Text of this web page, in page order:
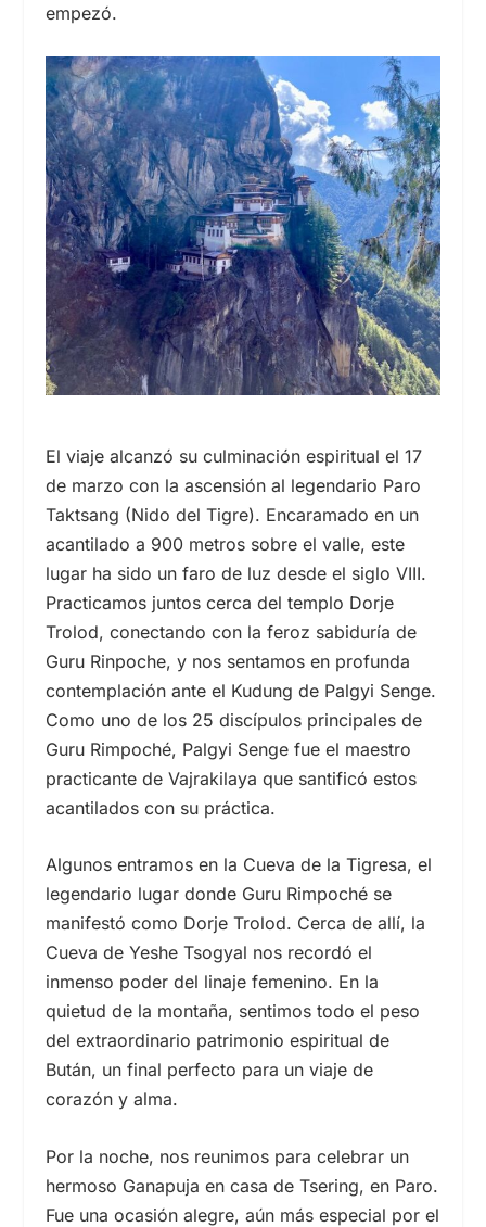
empezó.
El viaje alcanzó su culminación espiritual el17
de marzo con la ascensión al legendario Paro
Taktsang (Nido del Tigre). Encaramado en un
acantilado a 900 metros sobre el valle, este
lugar ha sido un faro de luz desde el siglo VIII.
Practicamos juntos cerca del templo Dorje
Trolod, conectando con la feroz sabiduría de
Guru Rinpoche, y nos sentamos en profunda
contemplación ante el Kudung de Palgyi Senge.
Como uno de los 25 discípulos principales de
Guru Rimpoché, Palgyi Senge fue el maestro
practicante de Vajrakilaya que santificó estos
acantilados con su práctica.
Algunos entramos en la Cueva de la Tigresa, el
legendario lugar donde Guru Rimpoché se
manifestó como Dorje Trolod. Cerca de allí, la
Cueva de Yeshe Tsogyal nos recordó el
inmenso poder del linaje femenino. En la
quietud de la montaña, sentimos todo el peso
del extraordinario patrimonio espiritual de
Bután, un final perfecto para un viaje de
corazón y alma.
Por la noche, nos reunimos para celebrar un
hermoso Ganapuja en casa de Tsering, en Paro.
Fue una ocasión alegre, aún más especial por el